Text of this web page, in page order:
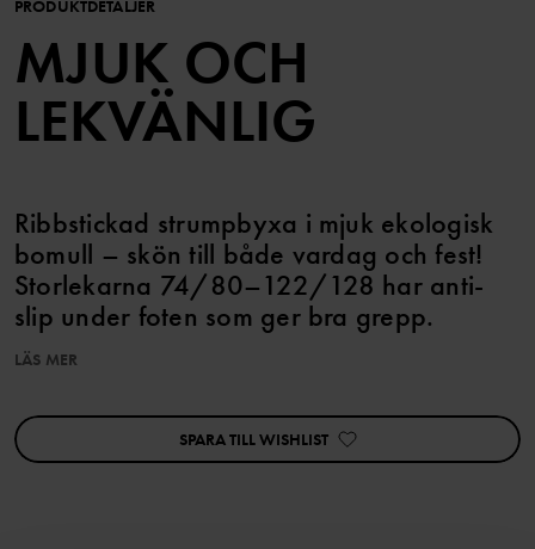
PRODUKTDETALJER
MJUK OCH
LEKVÄNLIG
Ribbstickad strumpbyxa i mjuk ekologisk
bomull – skön till både vardag och fest!
Storlekarna 74/80–122/128 har anti-
slip under foten som ger bra grepp.
Artikelnummer:60603255
LÄS MER
SPARA TILL WISHLIST